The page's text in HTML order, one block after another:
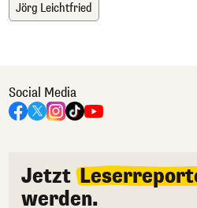
Jörg Leichtfried
Social Media
Jetzt
werden.